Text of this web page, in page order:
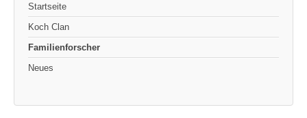
Startseite
Koch Clan
Familienforscher
Neues